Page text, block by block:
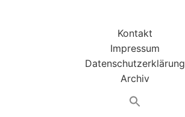
Kontakt
Impressum
Datenschutzerklärung
Archiv